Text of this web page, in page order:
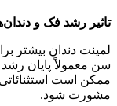
تاثیر رشد فک و
سن معمولاً پایان
ممکن است
مشورت شود.